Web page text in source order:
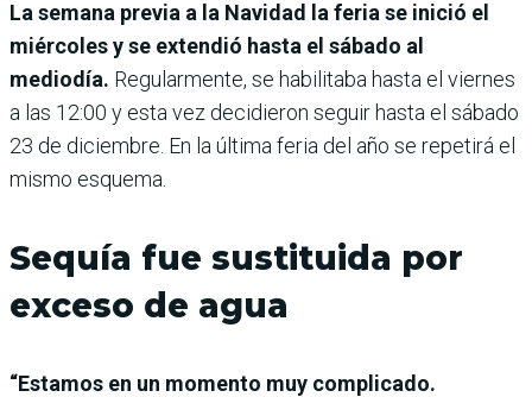
La semana previa a la Navidad la feria se inició el
miércoles y se extendió hasta el sábado al
mediodía. Regularmente, se habilitaba hasta el viernes
a las 12:00 y esta vez decidieron seguir hasta el sábado
23 de diciembre. En la última feria del año se repetirá el
mismo esquema.
Sequía fue sustituida por
exceso de agua
“Estamos en un momento muy complicado.